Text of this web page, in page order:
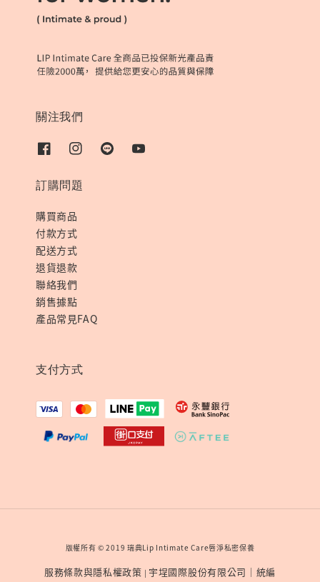
關注我們
訂購問題
購買商品
付款方式
配送方式
退貨退款
聯絡我們
銷售據點
產品常見FAQ
支付方式
版權所有 © 2019 瑞典Lip Intimate Care唇淨私密保養
服務條款與隱私權政策 | 宇埕國際股份有限公司｜統編